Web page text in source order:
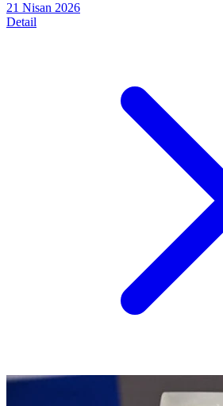
21 Nisan 2026
Detail